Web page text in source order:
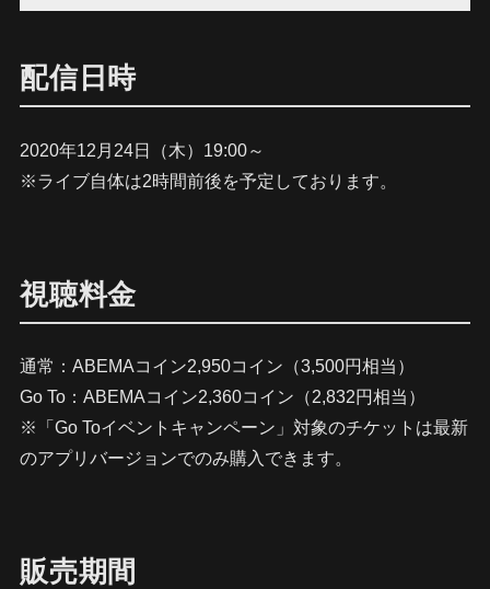
配信日時
2020年12月24日（木）19:00～
※ライブ自体は2時間前後を予定しております。
視聴料金
通常：ABEMAコイン2,950コイン（3,500円相当）
Go To：ABEMAコイン2,360コイン（2,832円相当）
※「Go Toイベントキャンペーン」対象のチケットは最新
のアプリバージョンでのみ購入できます。
販売期間